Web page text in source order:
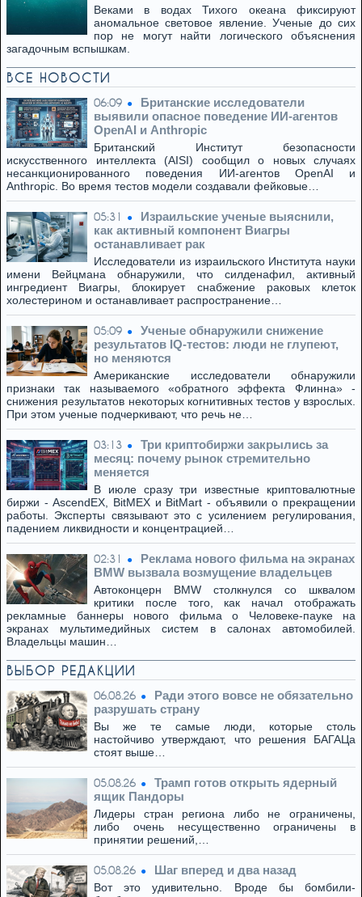
Веками в водах Тихого океана фиксируют
аномальное световое явление. Ученые до сих
пор не могут найти логического объяснения
загадочным вспышкам.
ВСЕ НОВОСТИ
06:09
Британские исследователи
выявили опасное поведение ИИ-агентов
OpenAI и Anthropic
Британский Институт безопасности
искусственного интеллекта (AISI) сообщил о новых случаях
несанкционированного поведения ИИ-агентов OpenAI и
Anthropic. Во время тестов модели создавали фейковые…
05:31
Израильские ученые выяснили,
как активный компонент Виагры
останавливает рак
Исследователи из израильского Института науки
имени Вейцмана обнаружили, что силденафил, активный
ингредиент Виагры, блокирует снабжение раковых клеток
холестерином и останавливает распространение…
05:09
Ученые обнаружили снижение
результатов IQ-тестов: люди не глупеют,
но меняются
Американские исследователи обнаружили
признаки так называемого «обратного эффекта Флинна» -
снижения результатов некоторых когнитивных тестов у взрослых.
При этом ученые подчеркивают, что речь не…
03:13
Три криптобиржи закрылись за
месяц: почему рынок стремительно
меняется
В июле сразу три известные криптовалютные
биржи - AscendEX, BitMEX и BitMart - объявили о прекращении
работы. Эксперты связывают это с усилением регулирования,
падением ликвидности и концентрацией…
02:31
Реклама нового фильма на экранах
BMW вызвала возмущение владельцев
Автоконцерн BMW столкнулся со шквалом
критики после того, как начал отображать
рекламные баннеры нового фильма о Человеке-пауке на
экранах мультимедийных систем в салонах автомобилей.
Владельцы машин…
ВЫБОР РЕДАКЦИИ
06.08.26
Ради этого вовсе не обязательно
разрушать страну
Вы же те самые люди, которые столь
настойчиво утверждают, что решения БАГАЦа
стоят выше…
05.08.26
Трамп готов открыть ядерный
ящик Пандоры
Лидеры стран региона либо не ограничены,
либо очень несущественно ограничены в
принятии решений,…
05.08.26 Шаг вперед и два назад
Вот это удивительно. Вроде бы бомбили-